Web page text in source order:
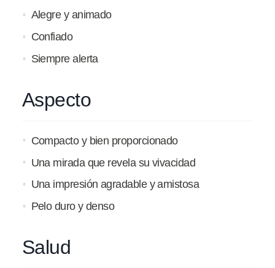
Alegre y animado
Confiado
Siempre alerta
Aspecto
Compacto y bien proporcionado
Una mirada que revela su vivacidad
Una impresión agradable y amistosa
Pelo duro y denso
Salud